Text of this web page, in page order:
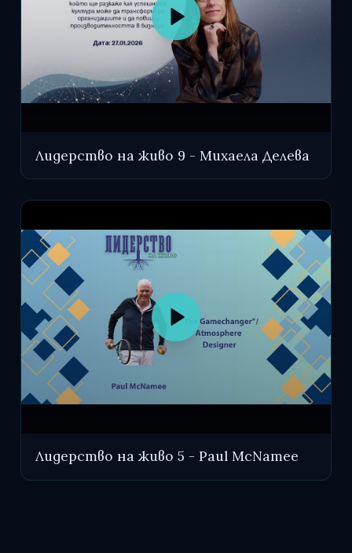
Лидерство на живо 9 - Михаела Делева
Лидерство на живо 5 - Paul McNamee